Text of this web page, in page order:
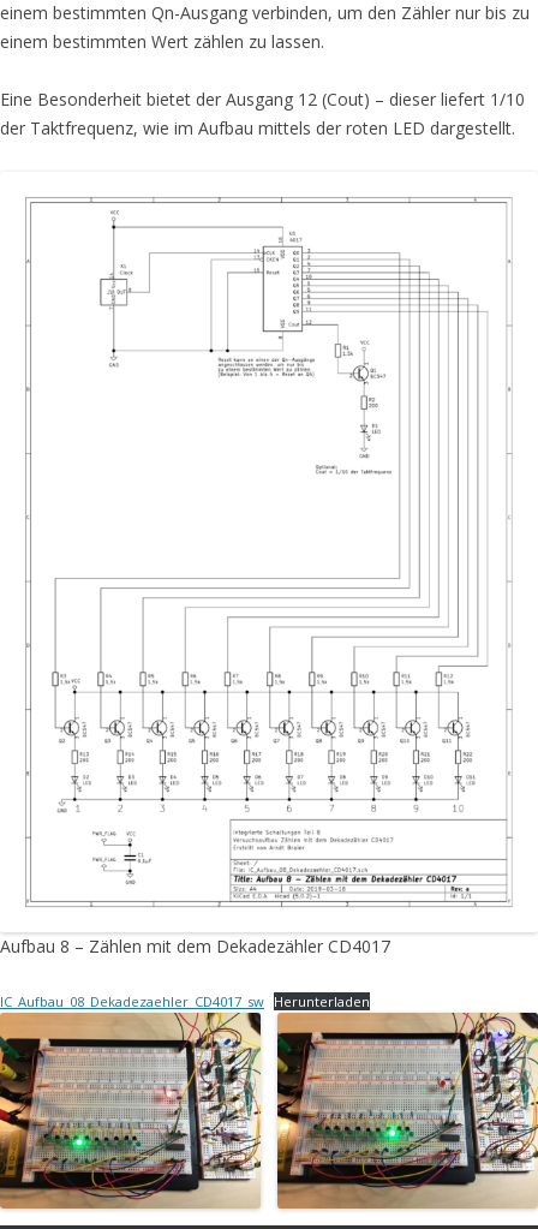
einem bestimmten Qn-Ausgang verbinden, um den Zähler nur bis zu
einem bestimmten Wert zählen zu lassen.
Eine Besonderheit bietet der Ausgang 12 (Cout) – dieser liefert 1/10
der Taktfrequenz, wie im Aufbau mittels der roten LED dargestellt.
Aufbau 8 – Zählen mit dem Dekadezähler CD4017
IC_Aufbau_08_Dekadezaehler_CD4017_sw Herunterladen